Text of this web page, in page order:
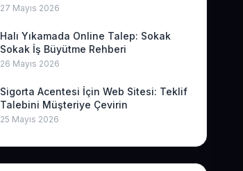
Geliri
27 Mayıs 2026
Halı Yıkamada Online Talep: Sokak
Sokak İş Büyütme Rehberi
26 Mayıs 2026
Sigorta Acentesi İçin Web Sitesi: Teklif
Talebini Müşteriye Çevirin
25 Mayıs 2026